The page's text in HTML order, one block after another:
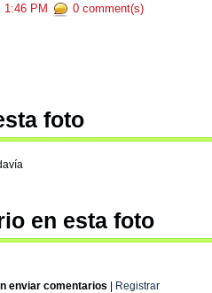
1:46 PM 0 comment(s)
foto
en esta foto
enviar comentarios Registrar